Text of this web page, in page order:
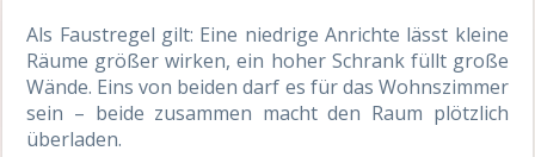
Als Faustregel gilt: Eine niedrige Anrichte lässt kleine
Räume größer wirken, ein hoher Schrank füllt große
Wände. Eins von beiden darf es für das Wohnszimmer
sein – beide zusammen macht den Raum plötzlich
überladen.